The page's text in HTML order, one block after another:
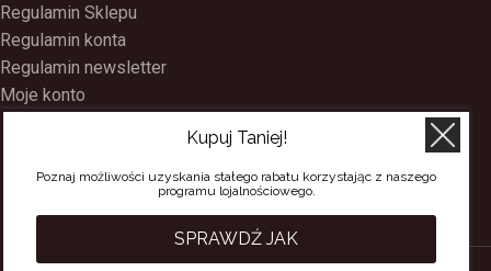
Regulamin Sklepu
Regulamin konta
Regulamin newsletter
Moje konto
Kontakt
Program Lojalnościowy
SACERDOSCREATED BYBEEON TOP. PREMIUM WEB & E-COMMERCE
Kupuj Taniej!
Poznaj możliwości uzyskania stałego rabatu korzystając z naszego
programu lojalnościowego.
SPRAWDŹ JAK